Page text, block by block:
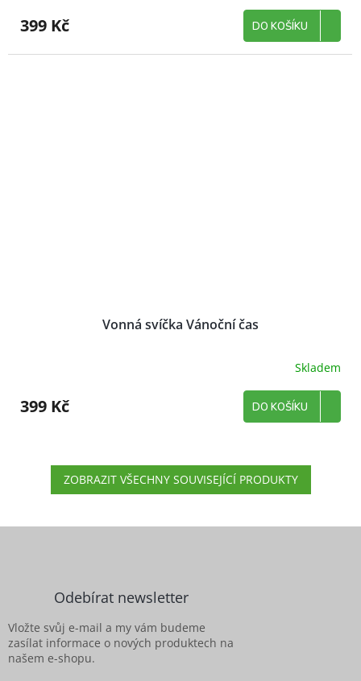
399 Kč DO KOŠÍKU
Vonná svíčka Vánoční čas
Skladem
399 Kč DO KOŠÍKU
ZOBRAZIT VŠECHNY SOUVISEJÍCÍ PRODUKTY
Odebírat newsletter
Vložte svůj e-mail a my vám budeme
zasílat informace o nových produktech na
našem e-shopu.